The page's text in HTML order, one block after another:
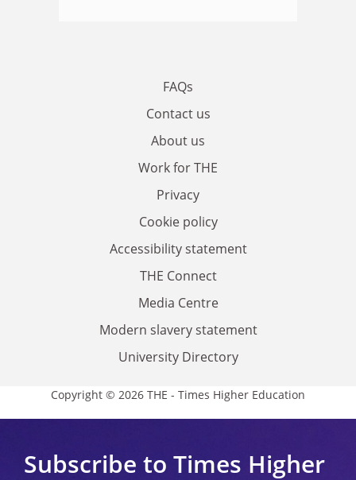
FAQs
Contact us
About us
Work for THE
Privacy
Cookie policy
Accessibility statement
THE Connect
Media Centre
Modern slavery statement
University Directory
Copyright © 2026 THE - Times Higher Education
Subscribe to Times Higher